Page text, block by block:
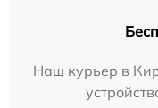
Наш курьер в